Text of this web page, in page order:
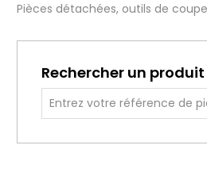
Pièces détachées, outils de
Rechercher un produit